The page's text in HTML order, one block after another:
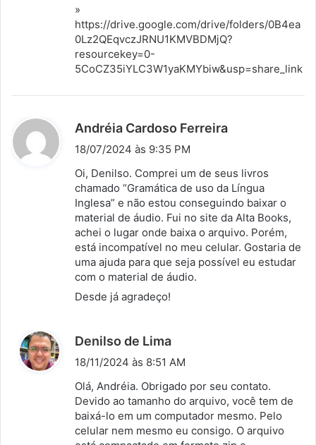
:
»
https://drive.google.com/drive/folders/0B4ea
0Lz2QEqvczJRNU1KMVBDMjQ?
resourcekey=0-
5CoCZ35iYLC3W1yaKMYbiw&usp=share_link
Andréia Cardoso Ferreira
s
e
:
18/07/2024 às 9:35 PM
Oi, Denilso. Comprei um de seus livros
chamado “Gramática de uso da Língua
Inglesa” e não estou conseguindo baixar o
material de áudio. Fui no site da Alta Books,
achei o lugar onde baixa o arquivo. Porém,
está incompatível no meu celular. Gostaria de
uma ajuda para que seja possível eu estudar
com o material de áudio.
Desde já agradeço!
Denilso de Lima
i
s
e
:
18/11/2024 às 8:51 AM
Olá, Andréia. Obrigado por seu contato.
Devido ao tamanho do arquivo, você tem de
baixá-lo em um computador mesmo. Pelo
celular nem mesmo eu consigo. O arquivo